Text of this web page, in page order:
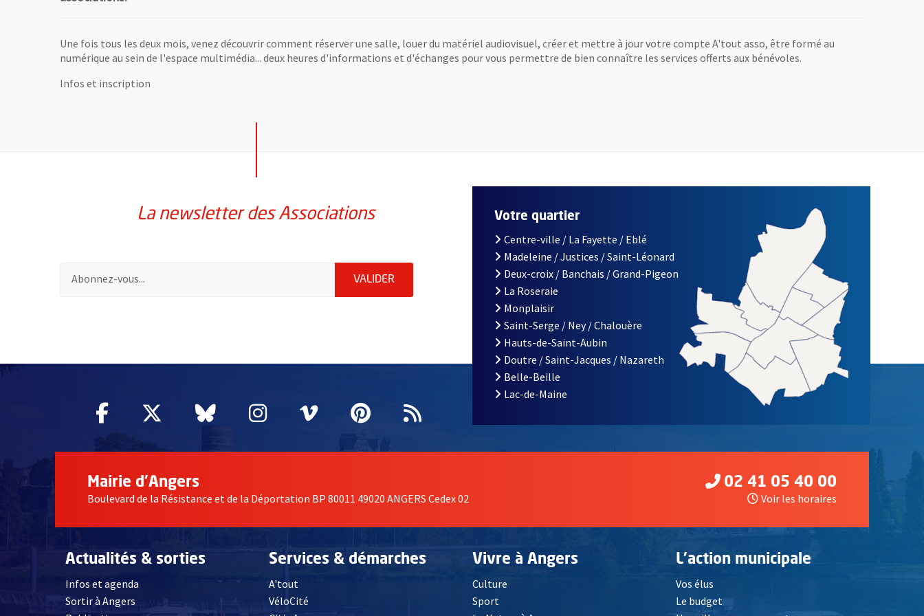
Une fois tous les deux mois, venez découvrir comment réserver une salle, louer du matériel audiovisuel, créer et mettre à jour votre compte A'tout asso, être formé au
numérique au sein de l'espace multimédia... deux heures d'informations et d'échanges pour vous permettre de bien connaître les services offerts aux bénévoles.
Infos et inscription
La newsletter des Associations
Pour vous inscrire à la lettre d'information des associations de la ville d'Angers, indiquez votre email (champ obligatoire)
VALIDERENVOYER MA DEMANDE D'INSCRIPTION À LA LETTRE D'INFORMATION DES ASSOCIATIONS DE LA VILLE
Facebook
, Ouvre une nouvelle fenêtre
Twitter
, Ouvre une nouvelle fenêtre
Bluesky
, Ouvre une nouvelle fenêtre
Instagram
, Ouvre une nouvelle fenêtre
Vimeo
, Ouvre une nouvelle fenêtre
Pinterest
, Ouvre une nouvelle fenêtre
Flux RSS
Votre quartier
Centre-ville / La Fayette / Eblé
Madeleine / Justices / Saint-Léonard
Deux-croix / Banchais / Grand-Pigeon
La Roseraie
Monplaisir
Saint-Serge / Ney / Chalouère
Hauts-de-Saint-Aubin
Doutre / Saint-Jacques / Nazareth
Belle-Beille
Lac-de-Maine
Mairie d'Angers
Boulevard de la Résistance et de la Déportation BP 80011 49020 ANGERS Cedex 02
02 41 05 40 00
Voir les horaires
Actualités & sorties
Infos et agenda
Sortir à Angers
Services & démarches
A'tout
VéloCité
Vivre à Angers
Culture
Sport
L'action municipale
Vos élus
Le budget